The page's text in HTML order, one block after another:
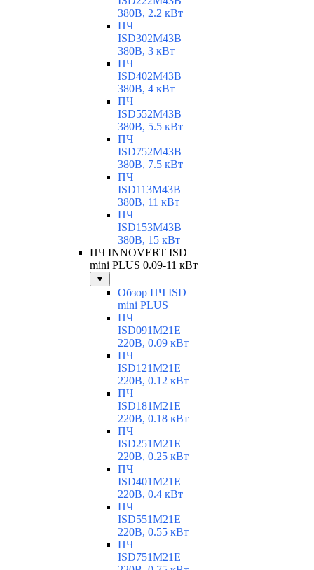
380В, 2.2 кВт
ПЧ
ISD302M43B
380В, 3 кВт
ПЧ
ISD402M43B
380В, 4 кВт
ПЧ
ISD552M43B
380В, 5.5 кВт
ПЧ
ISD752M43B
380В, 7.5 кВт
ПЧ
ISD113M43B
380В, 11 кВт
ПЧ
ISD153M43B
380В, 15 кВт
ПЧ INNOVERT ISD
mini PLUS 0.09-11 кВт
▼
Обзор ПЧ ISD
mini PLUS
ПЧ
ISD091M21E
220В, 0.09 кВт
ПЧ
ISD121M21E
220В, 0.12 кВт
ПЧ
ISD181M21E
220В, 0.18 кВт
ПЧ
ISD251M21E
220В, 0.25 кВт
ПЧ
ISD401M21E
220В, 0.4 кВт
ПЧ
ISD551M21E
220В, 0.55 кВт
ПЧ
ISD751M21E